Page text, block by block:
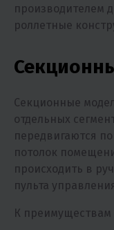
производителем
роллетные
Секционные
отдельных
передвигаются
потолок
происходить в
пульта
К преимуществам